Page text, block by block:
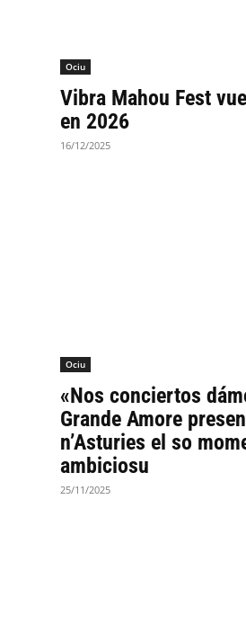
Ociu
Vibra Mahou Fest
en 2026
16/12/2025
Ociu
«Nos conciertos
Grande Amore
n’Asturies el so
ambiciosu
25/11/2025